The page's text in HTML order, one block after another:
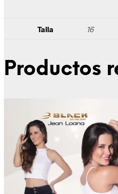
Talla 16
Productos